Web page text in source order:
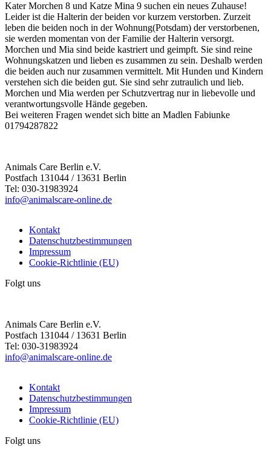
Kater Morchen 8 und Katze Mina 9 suchen ein neues Zuhause!
Leider ist die Halterin der beiden vor kurzem verstorben. Zurzeit
leben die beiden noch in der Wohnung(Potsdam) der verstorbenen,
sie werden momentan von der Familie der Halterin versorgt.
Morchen und Mia sind beide kastriert und geimpft. Sie sind reine
Wohnungskatzen und lieben es zusammen zu sein. Deshalb werden
die beiden auch nur zusammen vermittelt. Mit Hunden und Kindern
verstehen sich die beiden gut. Sie sind sehr zutraulich und lieb.
Morchen und Mia werden per Schutzvertrag nur in liebevolle und
verantwortungsvolle Hände gegeben.
Bei weiteren Fragen wendet sich bitte an Madlen Fabiunke
01794287822
Animals Care Berlin e.V.
Postfach 131044 / 13631 Berlin
Tel: 030-31983924
info@animalscare-online.de
Kontakt
Datenschutzbestimmungen
Impressum
Cookie-Richtlinie (EU)
Folgt uns
Animals Care Berlin e.V.
Postfach 131044 / 13631 Berlin
Tel: 030-31983924
info@animalscare-online.de
Kontakt
Datenschutzbestimmungen
Impressum
Cookie-Richtlinie (EU)
Folgt uns